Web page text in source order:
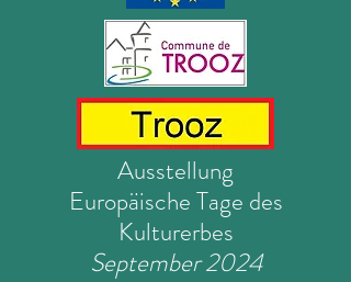
Ausstellung
Europäische Tage des
Kulturerbes
September 2024